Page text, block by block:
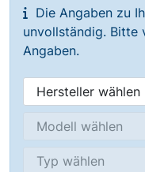
Die Angaben zu
unvollständig. Bitte
Angaben.